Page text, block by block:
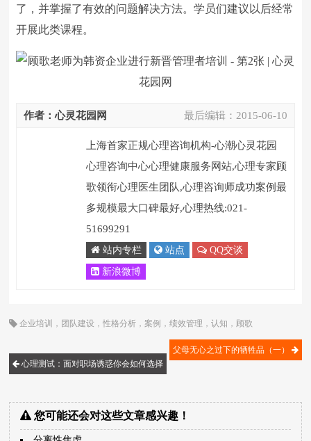
了，并掌握了有效的问题解决方法。学员们建议以后经常
开展此类课程。
最后编辑： 2015-06-10
作者：心灵花园网
上海首家正规心理咨询机构-心潮心灵花园
心理咨询中心心理健康服务网站,心理专家顾
歌领衔心理医生团队,心理咨询师成功案例最
多规模最大口碑最好,心理热线:021-
51699291
站内专栏 站点 QQ交谈
新浪微博
企业培训 ， 团队建设 ，性格分析 ， 案例 ，绩效管理 ，认知 ， 顾歌
心理测试：面对职场诱惑你会如何选择
父母无心之过下的牺牲品（一）
您可能还会对这些文章感兴趣！